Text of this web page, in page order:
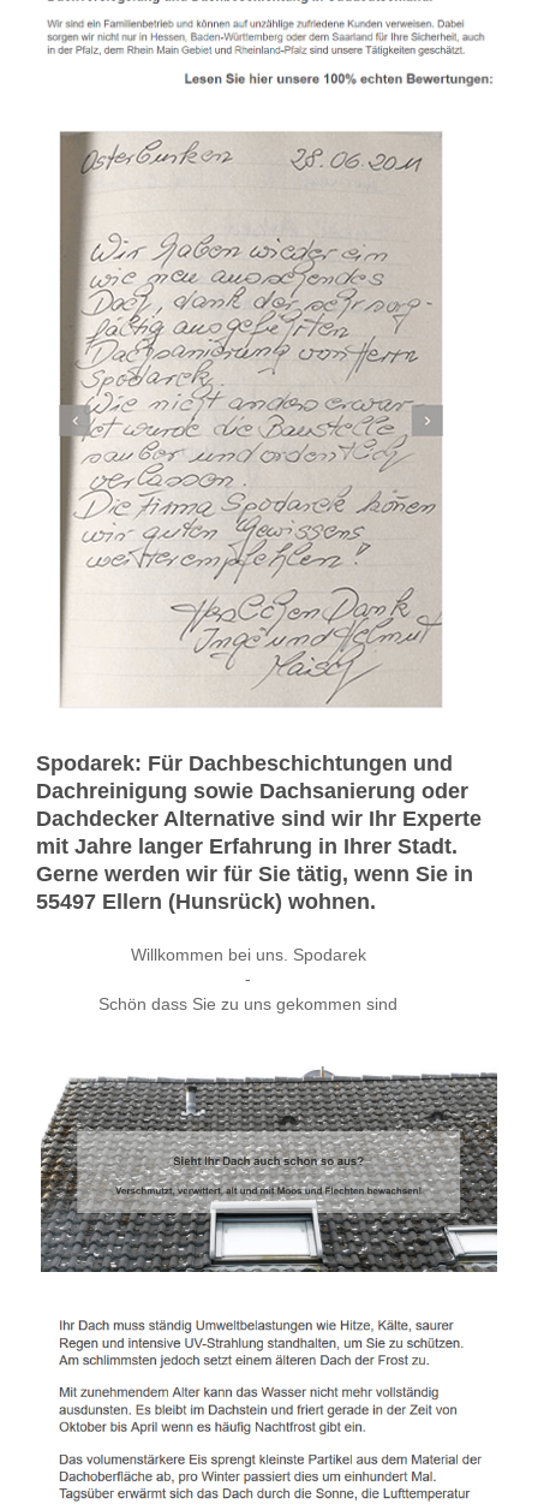
Spodarek: Für Dachbeschichtungen und
Dachreinigung sowie Dachsanierung oder
Dachdecker Alternative sind wir Ihr Experte
mit Jahre langer Erfahrung in Ihrer Stadt.
Gerne werden wir für Sie tätig, wenn Sie in
55497 Ellern (Hunsrück) wohnen.
Willkommen bei uns. Spodarek
-
Schön dass Sie zu uns gekommen sind